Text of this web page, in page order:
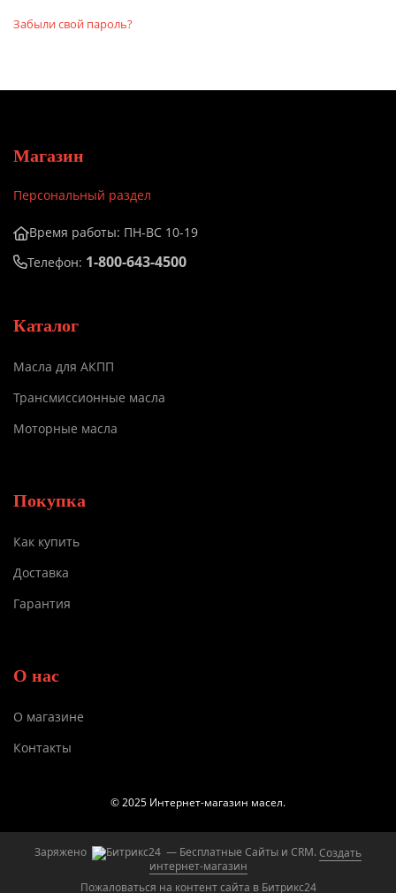
Забыли свой пароль?
Магазин
Персональный раздел
Время работы: ПН-ВС 10-19
Телефон: 1-800-643-4500
Каталог
Масла для АКПП
Трансмиссионные масла
Моторные масла
Покупка
Как купить
Доставка
Гарантия
О нас
О магазине
Контакты
© 2025 Интернет-магазин масел.
Заряжено — Бесплатные Сайты и CRM.Создать
интернет-магазин
Пожаловаться на контент cайта в Битрикс24